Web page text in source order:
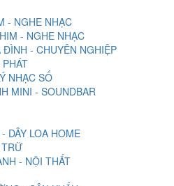
- NGHE NHẠC
- NGHE NHẠC
ĐÌNH - CHUYÊN NGHIỆP
NHẠC SỐ
MINI - SOUNDBAR
DÂY LOA HOME
- NỘI THẤT